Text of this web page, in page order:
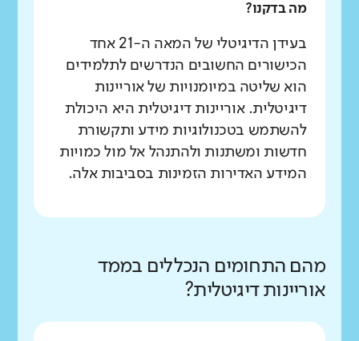
מה בדקנו?
בעידן הדיגיטלי של המאה ה-21 אחד
הכישורים החשובים הנדרשים לתלמידים
הוא שליטה במיומנויות של אוריינות
דיגיטלית. אוריינות דיגיטלית היא היכולת
להשתמש בטכנולוגיות מידע ותקשורת
חדשות ומשתנות ולהתנהל אל מול כמויות
המידע האדירות הזמינות בסביבות אלה.
מהם התחומים הנכללים בממד
אוריינות דיגיטלית?